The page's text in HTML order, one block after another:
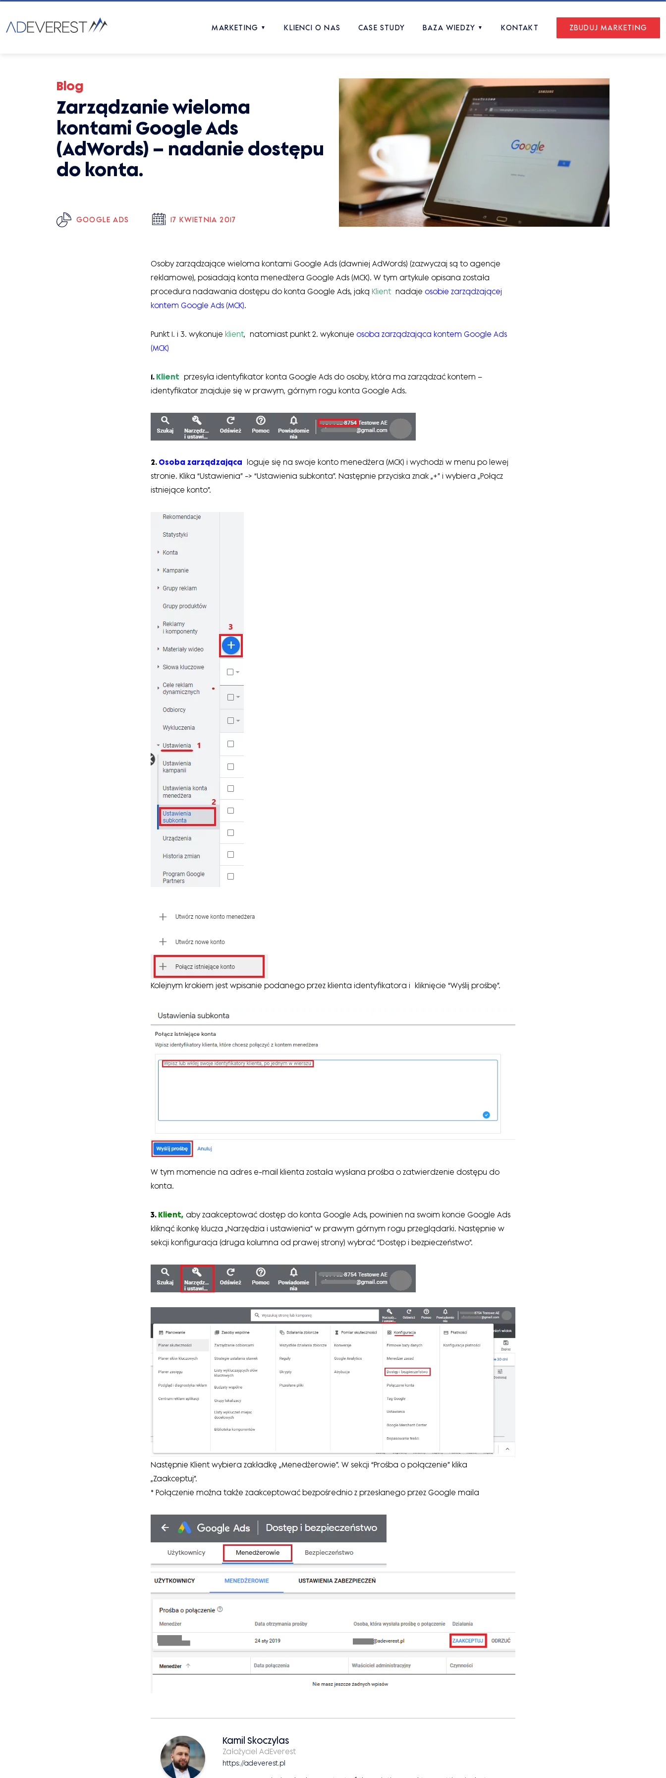
MARKETING ▼ KLIENCI O NAS CASE STUDY BAZA WIEDZY ▼ KONTAKT ZBUDUJ MARKETING
Blog
Zarządzanie wieloma
kontami Google Ads
(AdWords) – nadanie dostępu
do konta.
GOOGLE ADS 17 KWIETNIA 2017
Osoby zarządzające wieloma kontami Google Ads (dawniej AdWords) (zazwyczaj są to agencje
reklamowe), posiadają konta menedżera Google Ads (MCK). W tym artykule opisana została
procedura nadawania dostępu do konta Google Ads, jaką Klient nadaje osobie zarządzającej
kontem Google Ads (MCK).
Punkt 1. i 3. wykonuje klient, natomiast punkt 2. wykonuje osoba zarządzająca kontem Google Ads
(MCK)
1. Klient przesyła identyfikator konta Google Ads do osoby, która ma zarządzać kontem –
identyfikator znajduje się w prawym, górnym rogu konta Google Ads.
2. Osoba zarządzająca loguje się na swoje konto menedżera (MCK) i wychodzi w menu po lewej
stronie. Klika “Ustawienia” -> “Ustawienia subkonta”. Następnie przyciska znak „+” i wybiera „Połącz
istniejące konto”.
Kolejnym krokiem jest wpisanie podanego przez klienta identyfikatora i kliknięcie “Wyślij prośbę”.
W tym momencie na adres e-mail klienta została wysłana prośba o zatwierdzenie dostępu do
konta.
3. Klient, aby zaakceptować dostęp do konta Google Ads, powinien na swoim koncie Google Ads
kliknąć ikonkę klucza „Narzędzia i ustawienia” w prawym górnym rogu przeglądarki. Następnie w
sekcji konfiguracja (druga kolumna od prawej strony) wybrać “Dostęp i bezpieczeństwo”.
Następnie Klient wybiera zakładkę „Menedżerowie”. W sekcji “Prośba o połączenie” klika
„Zaakceptuj”.
* Połączenie można także zaakceptować bezpośrednio z przesłanego przez Google maila
Kamil Skoczylas
Założyciel AdEverest
https://adeverest.pl